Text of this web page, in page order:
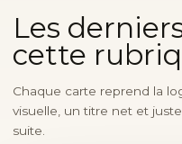
Les
cette
Chaque carte reprend la
visuelle, un titre net et
suite.